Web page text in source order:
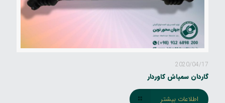
2020/04/17
گاردان سمپاش کاوردار
اطلاعات بیشتر